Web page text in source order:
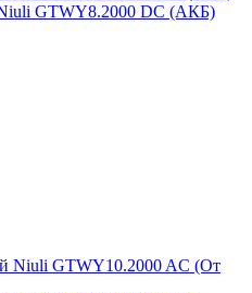
GTWY8.2000 DC (АКБ)